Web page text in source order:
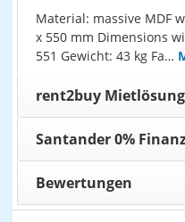
Material: massive MDF
x 550 mm Dimensions
551 Gewicht: 43 kg Fa…
rent2buy Mietlösung
Santander 0%
Bewertungen